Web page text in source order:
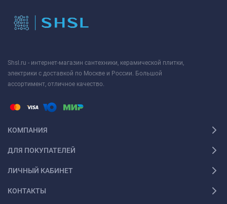
Shsl.ru - интернет-магазин сантехники, керамической плитки,
электрики с доставкой по Москве и России. Большой
ассортимент, отличное качество.
КОМПАНИЯ
ДЛЯ ПОКУПАТЕЛЕЙ
ЛИЧНЫЙ КАБИНЕТ
КОНТАКТЫ